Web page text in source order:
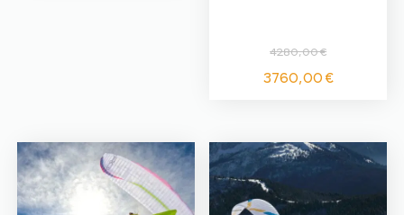
4280,00€
Le
4280,00 €.
3760,00€Le